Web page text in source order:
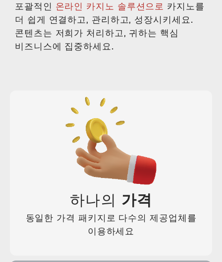
포괄적인 온라인 카지노 솔루션으로 카지노를
더 쉽게 연결하고, 관리하고, 성장시키세요.
콘텐츠는 저희가 처리하고, 귀하는 핵심
비즈니스에 집중하세요.
하나의 가격
동일한 가격 패키지로 다수의 제공업체를
이용하세요
Français ไทย 日本語
웹사이트에서 최상의 경험을 할 수 있도록
지원합니다.
수락 및 계속
모두 거절